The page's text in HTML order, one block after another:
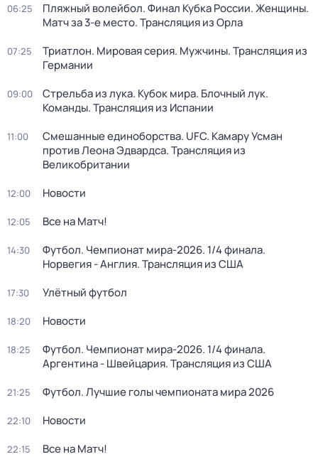
06:25
Пляжный волейбол. Финал Кубка России. Женщины.
Матч за 3-е место. Трансляция из Орла
07:25
Триатлон. Мировая серия. Мужчины. Трансляция из
Германии
09:00
Стрельба из лука. Кубок мира. Блочный лук.
Команды. Трансляция из Испании
11:00
Смешанные единоборства. UFC. Камару Усман
против Леона Эдвардса. Трансляция из
Великобритании
12:00 Новости
12:05 Все на Матч!
14:30
Футбол. Чемпионат мира-2026. 1/4 финала.
Норвегия - Англия. Трансляция из США
17:30 Улётный футбол
18:20 Новости
18:25
Футбол. Чемпионат мира-2026. 1/4 финала.
Аргентина - Швейцария. Трансляция из США
21:25 Футбол. Лучшие голы чемпионата мира 2026
22:10 Новости
22:15 Все на Матч!